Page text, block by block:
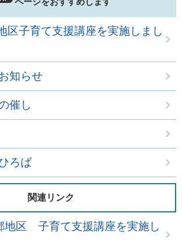
区子育て支援講座を実施しまし
知らせ
催し
ろば
関連リンク
区 子育て支援講座を実施し